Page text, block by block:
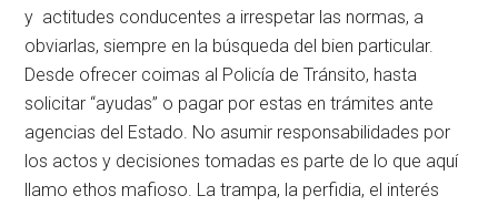
y actitudes conducentes a irrespetar las normas, a
obviarlas, siempre en la búsqueda del bien particular.
Desde ofrecer coimas al Policía de Tránsito, hasta
solicitar “ayudas” o pagar por estas en trámites ante
agencias del Estado. No asumir responsabilidades por
los actos y decisiones tomadas es parte de lo que aquí
llamo ethos mafioso. La trampa, la perfidia, el interés